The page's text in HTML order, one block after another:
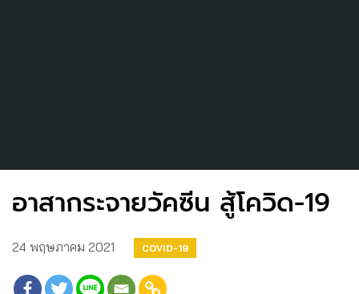
อาสากระจายวัคซีน สู้โควิด-19
24 พฤษภาคม 2021 COVID-19